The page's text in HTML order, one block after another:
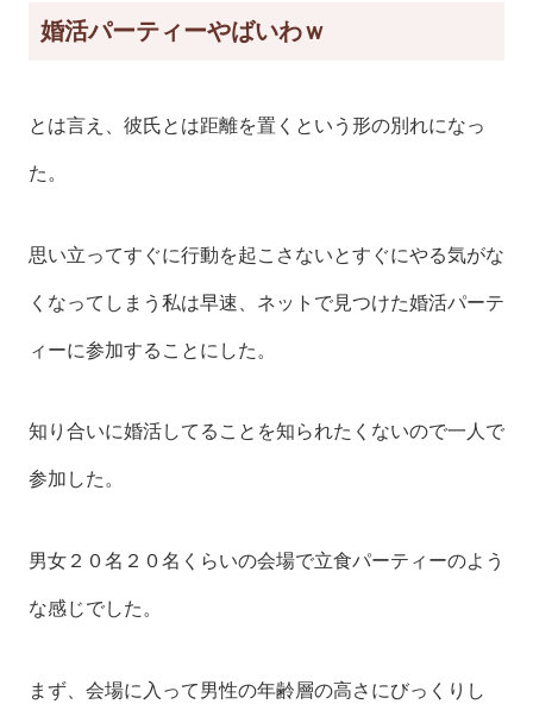
婚活パーティーやばいわｗ
とは言え、彼氏とは距離を置くという形の別れになっ
た。
思い立ってすぐに行動を起こさないとすぐにやる気がな
くなってしまう私は早速、ネットで見つけた婚活パーテ
ィーに参加することにした。
知り合いに婚活してることを知られたくないので一人で
参加した。
男女２０名２０名くらいの会場で立食パーティーのよう
な感じでした。
まず、会場に入って男性の年齢層の高さにびっくりし